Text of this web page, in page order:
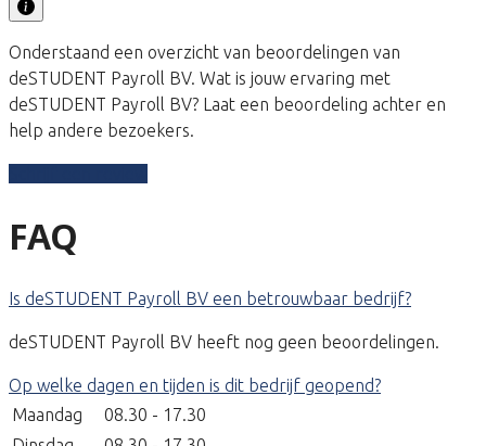
Onderstaand een overzicht van beoordelingen van
deSTUDENT Payroll BV. Wat is jouw ervaring met
deSTUDENT Payroll BV? Laat een beoordeling achter en
help andere bezoekers.
FAQ
Is deSTUDENT Payroll BV een betrouwbaar bedrijf?
deSTUDENT Payroll BV heeft nog geen beoordelingen.
Op welke dagen en tijden is dit bedrijf geopend?
Maandag
08.30 - 17.30